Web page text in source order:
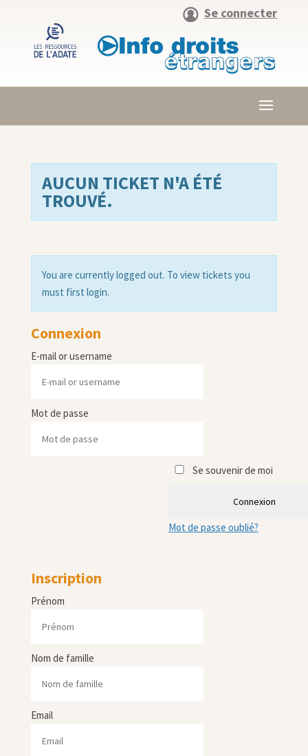
Se connecter
AUCUN TICKET N'A ÉTÉ
TROUVÉ.
You are currently logged out. To view tickets you
must first login.
Connexion
E-mail or username
Mot de passe
Se souvenir de moi
Connexion
Mot de passe oublié?
Inscription
Prénom
Nom de famille
Email